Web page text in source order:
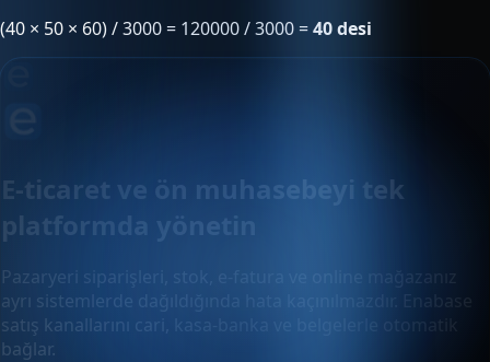
(40 × 50 × 60) / 3000 = 120000 / 3000 =40 desi
E-ticaret ve ön muhasebeyi tek
platformda yönetin
Pazaryeri siparişleri, stok, e-fatura ve online mağazanız
ayrı sistemlerde dağıldığında hata kaçınılmazdır. Enabase
satış kanallarını cari, kasa-banka ve belgelerle otomatik
bağlar.